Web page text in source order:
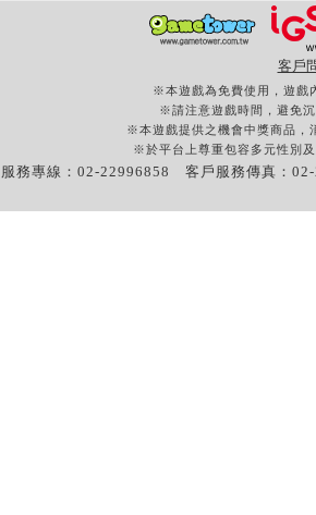
客戶
※本遊戲為免費使用，遊戲
※請注意遊戲時間，避免
※本遊戲提供之機會中獎商品，
※於平台上尊重包容多元性別
務專線：02-22996858 客戶服務傳真：